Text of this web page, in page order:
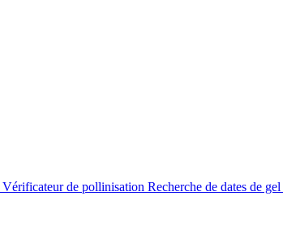
Vérificateur de pollinisation Recherche de dates de gel